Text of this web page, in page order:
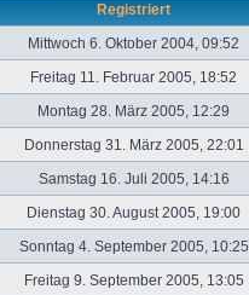
Registriert
Mittwoch 6. Oktober 2004, 09:52
Freitag 11. Februar 2005, 18:52
Montag 28. März 2005, 12:29
Donnerstag 31. März 2005, 22:01
Samstag 16. Juli 2005, 14:16
Dienstag 30. August 2005, 19:00
Sonntag 4. September 2005,
Freitag 9. September 2005, 13:05